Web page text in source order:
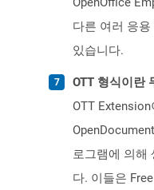
다른 여러 응
있습니다.
OTT 형식이란
OTT
로그램에 의해
다. 이들은